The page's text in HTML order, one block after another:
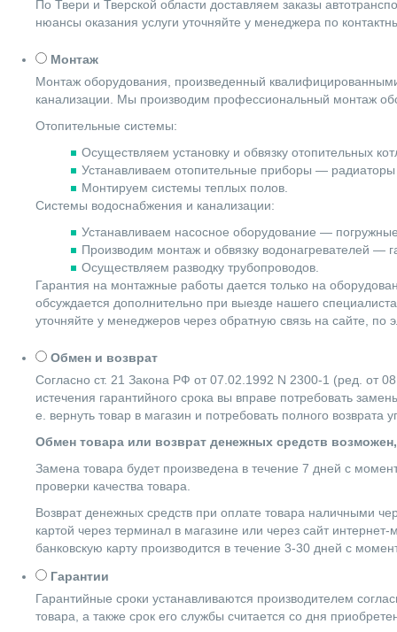
По Твери и Тверской области доставляем заказы
нюансы оказания услуги уточняйте у менеджера по
Монтаж
Монтаж оборудования, произведенный
канализации. Мы производим профессиональный монтаж
Отопительные системы:
Осуществляем установку и обвязку отопительных
Устанавливаем отопительные приборы —
Монтируем системы теплых полов.
Системы водоснабжения и канализации:
Устанавливаем насосное оборудование —
Производим монтаж и обвязку водонагревателей —
Осуществляем разводку трубопроводов.
Гарантия на монтажные работы дается только на
обсуждается дополнительно при выезде нашего
уточняйте у менеджеров через обратную связь на сайте,
Обмен и возврат
Согласно ст. 21 Закона РФ от 07.02.1992 N 2300-1 (ред. от
истечения гарантийного срока вы вправе потребовать
е. вернуть товар в магазин и потребовать полного
Обмен товара или возврат денежных средств
Замена товара будет произведена в течение 7 дней с
проверки качества товара.
Возврат денежных средств при оплате товара наличными
картой через терминал в магазине или через сайт
банковскую карту производится в течение 3-30 дней с
Гарантии
Гарантийные сроки устанавливаются производителем
товара, а также срок его службы считается со дня